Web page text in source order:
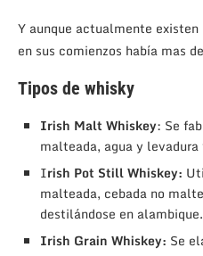
Y aunque actualmente
en sus comienzos había mas
Tipos de whisky
Irish Malt Whiskey: Se
malteada, agua y
Irish Pot Still Whiskey:
malteada, cebada no
destilándose en alambique.
Irish Grain Whiskey: Se